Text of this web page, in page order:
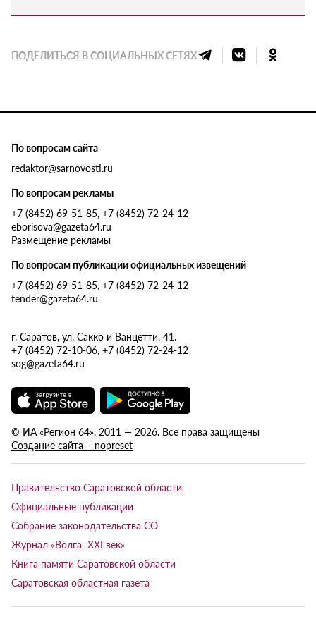
ПОДЕЛИТЬСЯ В СОЦИАЛЬНЫХ СЕТЯХ
По вопросам сайта
redaktor@sarnovosti.ru
По вопросам рекламы
+7 (8452) 69-51-85, +7 (8452) 72-24-12
eborisova@gazeta64.ru
Размещение рекламы
По вопросам публикации официальных извещений
+7 (8452) 69-51-85, +7 (8452) 72-24-12
tender@gazeta64.ru
г. Саратов, ул. Сакко и Ванцетти, 41.
+7 (8452) 72-10-06, +7 (8452) 72-24-12
sog@gazeta64.ru
© ИА «Регион 64», 2011 — 2026. Все права защищены
Создание сайта – nopreset
Правительство Саратовской области
Официальные публикации
Собрание законодательства СО
Журнал «Волга XXI век»
Книга памяти Саратовской области
Саратовская областная газета